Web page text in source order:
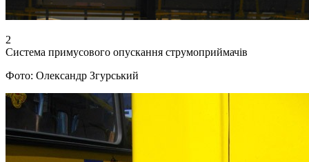
2
Система примусового опускання струмоприймачів
Фото: Олександр Згурський